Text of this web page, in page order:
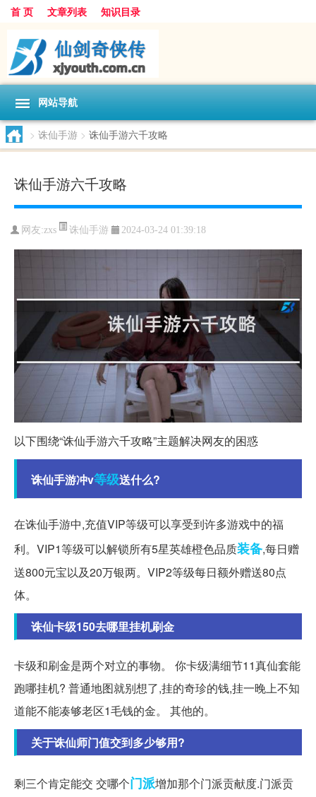
首 页 文章列表 知识目录
网站导航
> 诛仙手游 > 诛仙手游六千攻略
诛仙手游六千攻略
网友:zxs 诛仙手游 2024-03-24 01:39:18
以下围绕“诛仙手游六千攻略”主题解决网友的困惑
诛仙手游冲v等级送什么?
在诛仙手游中,充值VIP等级可以享受到许多游戏中的福
利。VIP1等级可以解锁所有5星英雄橙色品质装备,每日赠
送800元宝以及20万银两。VIP2等级每日额外赠送80点
体。
诛仙卡级150去哪里挂机刷金
卡级和刷金是两个对立的事物。 你卡级满细节11真仙套能
跑哪挂机? 普通地图就别想了,挂的奇珍的钱,挂一晚上不知
道能不能凑够老区1毛钱的金。 其他的。
关于诛仙师门值交到多少够用?
剩三个肯定能交 交哪个门派增加那个门派贡献度.门派贡